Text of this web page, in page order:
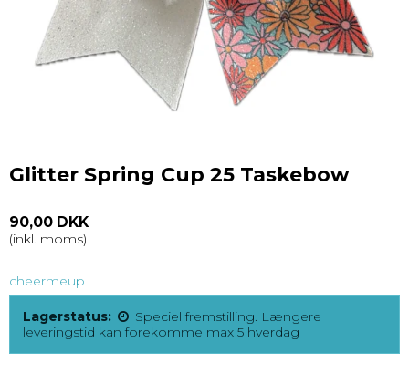
Glitter Spring Cup 25 Taskebow
90,00 DKK
(inkl. moms)
cheermeup
Lagerstatus:
Speciel fremstilling. Længere
leveringstid kan forekomme max 5 hverdag